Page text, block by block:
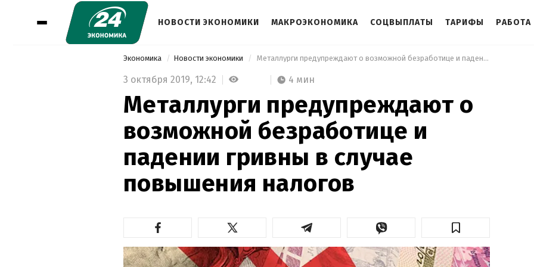
НОВОСТИ ЭКОНОМИКИ МАКРОЭКОНОМИКА СОЦВЫПЛАТЫ ТАРИФЫ РАБОТА
Экономика Новости экономики Металлурги предупреждают о возможной безработице и падении гривны в случае повышения налогов
3 октября 2019, 12:42 4 мин
Металлурги предупреждают о
возможной безработице и
падении гривны в случае
повышения налогов